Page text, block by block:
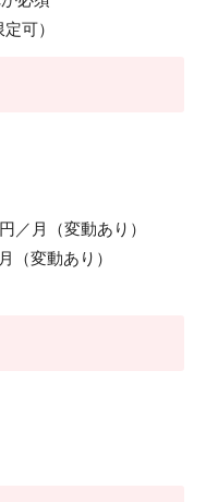
可）
月（変動あり）
変動あり）